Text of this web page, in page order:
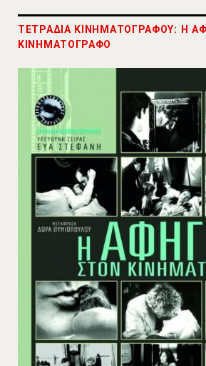
ΤΕΤΡΑΔΙΑ ΚΙΝΗΜΑΤΟΓΡΑΦΟΥ: Η
ΚΙΝΗΜΑΤΟΓΡΑΦΟ